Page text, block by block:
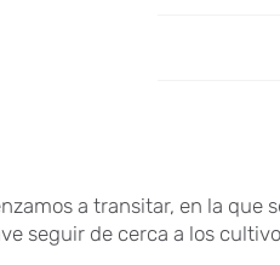
a transitar, en la que
seguir de cerca a los